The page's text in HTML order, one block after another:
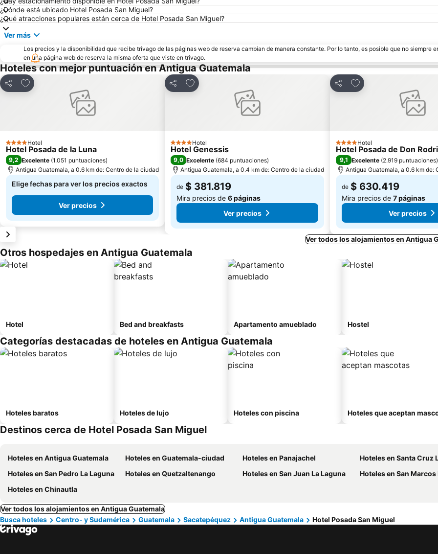
¿Dónde está ubicado Hotel Posada San Miguel?
¿Qué atracciones populares están cerca de Hotel Posada San Miguel?
Ver más
Los precios y la disponibilidad que recibe trivago de las páginas web de reserva cambian de manera constante. Por lo tanto, es posible que no siempre
en una página web de reserva la misma oferta que viste en trivago.
Hoteles con mejor puntuación en Antigua Guatemala
Compartir
Agregar a favoritos
4 Estrellas
Hotel
Hotel Posada de la Luna
9,2 Excelente (1.051 puntuaciones)
Antigua Guatemala, a 0.6 km de: Centro de la ciudad
Elige fechas para ver los precios exactos
Ver precios
Compartir
Agregar a favoritos
4 Estrellas
Hotel
Hotel Genessis
9,0 Excelente (684 puntuaciones)
Antigua Guatemala, a 0.4 km de: Centro de la ciudad
de $ 381.819
Mira precios de 6 páginas
Ver precios
Compartir
Agregar a favoritos
4 Estrellas
Hotel
Hotel Posada de Don
9,1 Excelente (2.919 puntuaciones)
Antigua Guatemala, a 0.6 km de:
de $ 630.419
Mira precios de 7 páginas
Ver precios
Ver todos los alojamientos en Antigua
Otros hospedajes en Antigua Guatemala
Hotel Bed and breakfasts Apartamento amueblado Hostel
Categorías destacadas de hoteles en Antigua Guatemala
Hoteles baratos Hoteles de lujo Hoteles con piscina Hoteles que aceptan
Destinos cerca de Hotel Posada San Miguel
Hoteles en Antigua Guatemala Hoteles en Guatemala-ciudad Hoteles en Panajachel
Hoteles en Santa Cruz
Hoteles en San Pedro La Laguna
Hoteles en Quetzaltenango Hoteles en San Juan La Laguna
Hoteles en San Marcos
Hoteles en Chinautla
Ver todos los alojamientos en Antigua Guatemala
Busca hoteles
Centro- y Sudamérica Guatemala Sacatepéquez Antigua Guatemala Hotel Posada San Miguel